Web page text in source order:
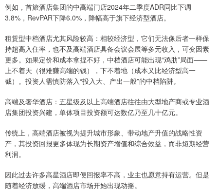
例如，首旅酒店集团的中高端门店2024年二季度ADR同比下调
3.8%，RevPAR下降6.0%，降幅高于旗下经济型酒店。
租赁型中档酒店尤其风险较高：相较经济型，它们无法像后者一样保
持超高入住率，也不及高端酒店具备会议会展等多元收入，可变因素
更多。如果定价和成本拿捏不好，中档酒店可能出现“鸡肋”局面——
上不着天（很难赚高端的钱），下不着地（成本又比经济型高一
截）。投资人需慎防落入“投入大、产出一般”的中档陷阱。
高端及奢华酒店：五星级及以上高端酒店往往由大型地产商或专业酒
店集团投资兴建，单体项目投资额可达数亿乃至几十亿元。
传统上，高端酒店被视为提升城市形象、带动地产升值的战略性资
产，其投资回报更多体现为长期资产增值和综合效益，而非短期经营
利润。
因此过去许多高星酒店即便回报率不高，业主也愿意持有运营。但是
随着经济放缓，高端酒店市场开始出现动摇。